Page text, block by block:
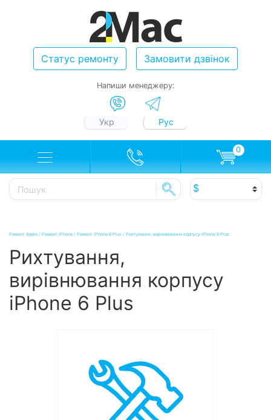
Статус ремонту Замовити дзвінок
Напиши менеджеру:
Укр Рус
0
Ремонт Apple / Ремонт iPhone / Ремонт iPhone 6 Plus / Рихтування, вирівнювання корпусу iPhone 6 Plus
Рихтування,
вирівнювання корпусу
iPhone 6 Plus